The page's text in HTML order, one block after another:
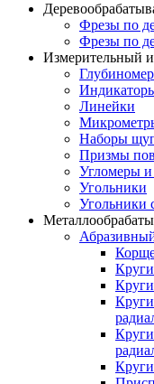
Фрезы по
Фрезы по
Измерительный
Линейки
Наборы
Призмы
Угломеры
Угольники
Угольники